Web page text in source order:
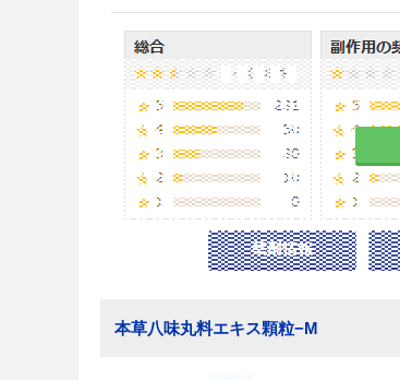
本草八味丸料エキス顆粒−M